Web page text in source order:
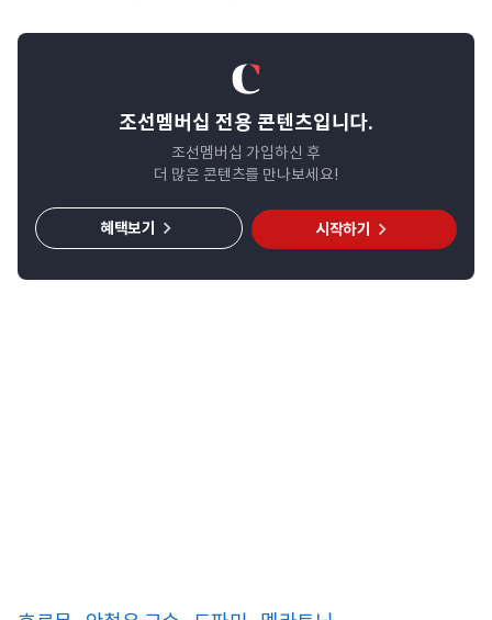
조선멤버십 전용 콘텐츠입니다.
조선멤버십 가입하신 후
더 많은 콘텐츠를 만나보세요!
시작하기
혜택보기